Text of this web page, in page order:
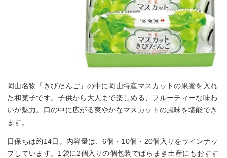
岡山名物「きびだんご」の中に岡山特産マスカットの果蜜を入れ
た和菓子です。子供から大人まで楽しめる、フルーティーな味わ
いが魅力。口の中に広がる爽やかなマスカットの風味を堪能でき
ます。
日保ちは約14日。内容量は、6個・10個・20個入りをラインナッ
プしています。1袋に2個入りの個包装でばらまき土産にもおすす